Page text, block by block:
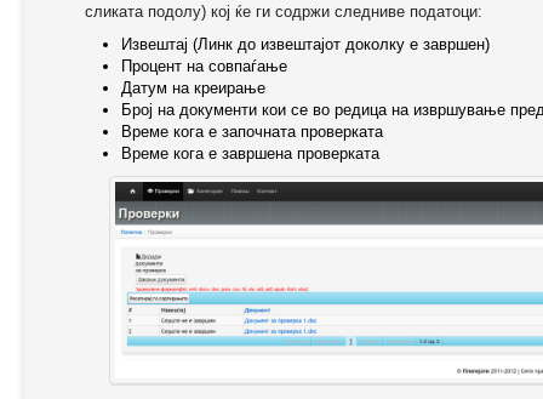
сликата подолу) кој ќе ги содржи следниве податоци:
Извештај (Линк до извештајот доколку е завршен)
Процент на совпаѓање
Датум на креирање
Број на документи кои се во редица на извршување
Време кога е започната проверката
Време кога е завршена проверката